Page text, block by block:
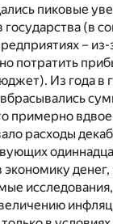
пиковые
(в
– из-
потратить
Из года в
примерно вдвое
расходы
денег,